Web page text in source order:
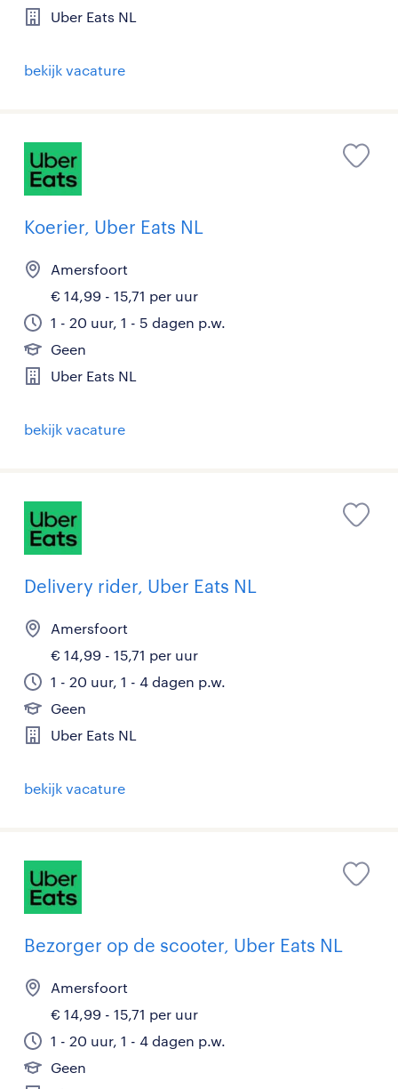
Uber Eats NL
bekijk vacature
Koerier, Uber Eats NL
Amersfoort
€ 14,99 - 15,71 per uur
1 - 20 uur, 1 - 5 dagen p.w.
Geen
Uber Eats NL
bekijk vacature
Delivery rider, Uber Eats NL
Amersfoort
€ 14,99 - 15,71 per uur
1 - 20 uur, 1 - 4 dagen p.w.
Geen
Uber Eats NL
bekijk vacature
Bezorger op de scooter, Uber Eats NL
Amersfoort
€ 14,99 - 15,71 per uur
1 - 20 uur, 1 - 4 dagen p.w.
Geen